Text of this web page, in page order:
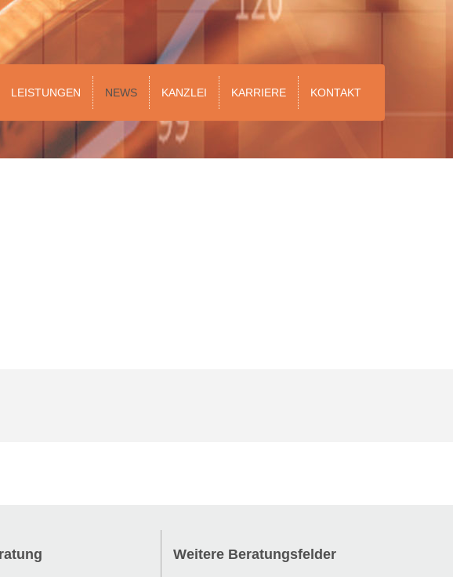
LEISTUNGEN NEWS KANZLEI KARRIERE KONTAKT
Weitere Beratungsfelder